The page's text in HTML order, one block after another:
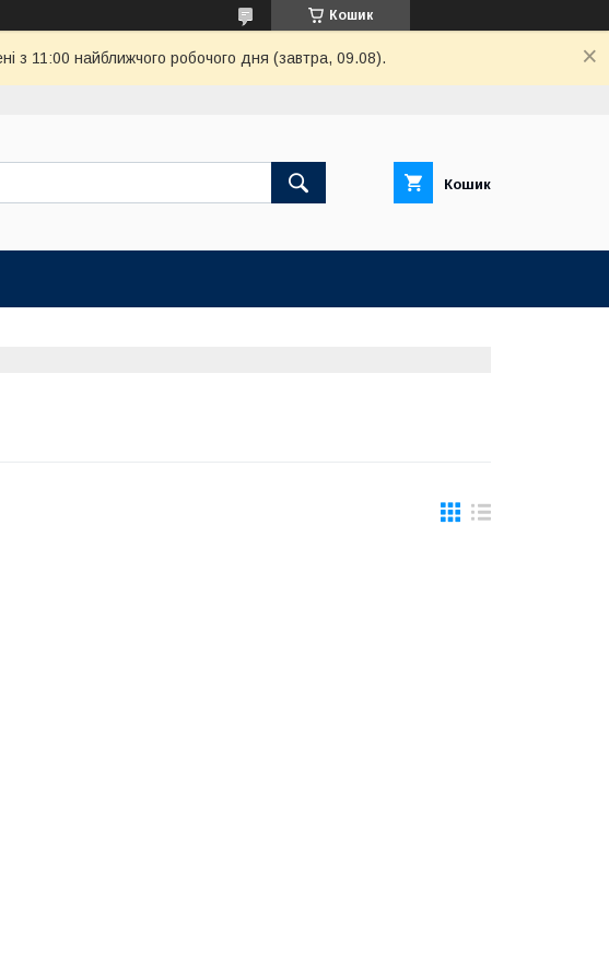
Кошик
з 11:00 найближчого робочого дня (завтра, 09.08).
Кошик